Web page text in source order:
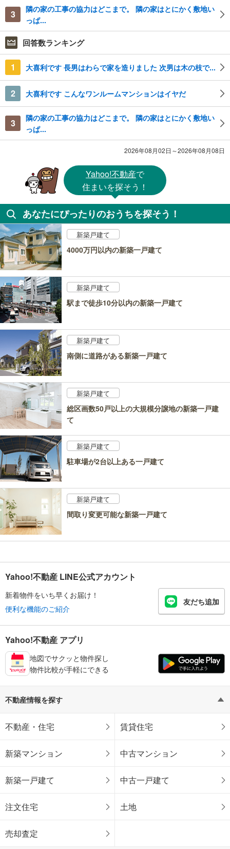
3
隣の家の工事の協力はどこまで。 隣の家はとにかく敷地い
っぱ...
回答数ランキング
1 大喜利です 長男はわらで家を造りました 次男は木の枝で...
2 大喜利です こんなワンルームマンションはイヤだ
3
隣の家の工事の協力はどこまで。 隣の家はとにかく敷地い
っぱ...
2026年08月02日～2026年08月08日
Yahoo!不動産で
住まいを探そう！
あなたにぴったりのおうちを探そう！
新築戸建て
4000万円以内の新築一戸建て
新築戸建て
駅まで徒歩10分以内の新築一戸建て
新築戸建て
南側に道路がある新築一戸建て
新築戸建て
総区画数50戸以上の大規模分譲地の新築一戸建
て
新築戸建て
駐車場が2台以上ある一戸建て
新築戸建て
間取り変更可能な新築一戸建て
Yahoo!不動産 LINE公式アカウント
新着物件をいち早くお届け！
便利な機能のご紹介
友だち追加
Yahoo!不動産 アプリ
地図でサクッと物件探し
物件比較が手軽にできる
不動産情報を探す
不動産・住宅 賃貸住宅
新築マンション 中古マンション
新築一戸建て 中古一戸建て
注文住宅 土地
売却査定